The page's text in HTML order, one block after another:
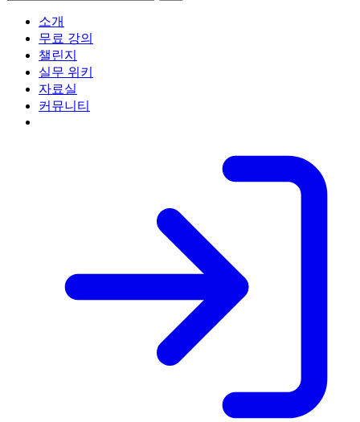
소개
무료 강의
챌린지
실무 위키
자료실
커뮤니티